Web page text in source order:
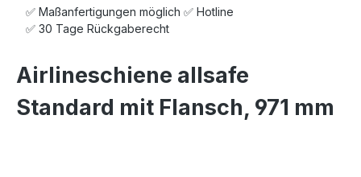
✅ Maßanfertigungen möglich ✅ Hotline
✅ 30 Tage Rückgaberecht
Airlineschiene allsafe
Standard mit Flansch, 971 mm